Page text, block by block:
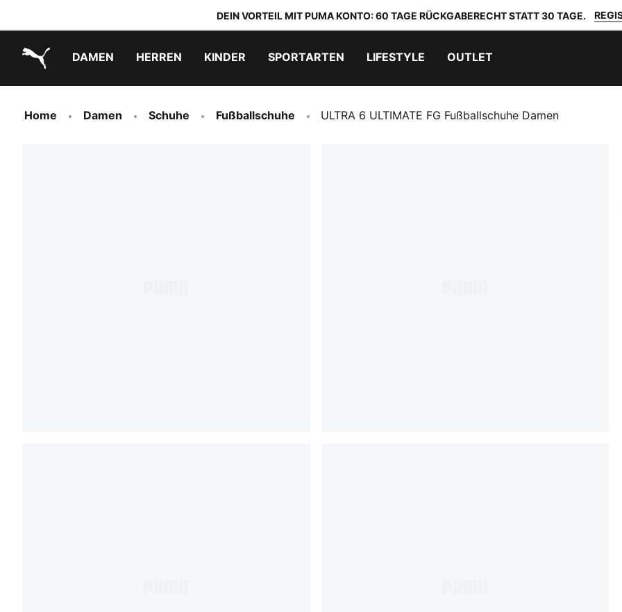
DEIN VORTEIL MIT PUMA KONTO: 60 TAGE RÜCKGABERECHT STATT 30 TAGE.
DAMEN HERREN KINDER SPORTARTEN LIFESTYLE OUTLET
Home Damen Schuhe Fußballschuhe ULTRA 6 ULTIMATE FG Fußballschuhe Damen